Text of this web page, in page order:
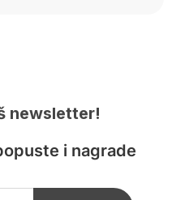
newsletter!
i nagrade